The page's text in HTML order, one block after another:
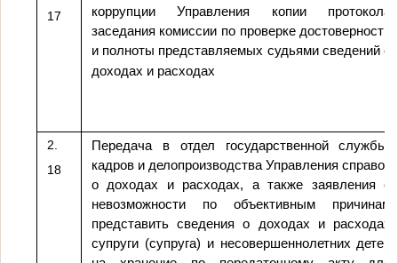
17
коррупции Управления копии протокола
заседания комиссии по проверке достоверности
и полноты представляемых судьями сведений о
доходах и расходах
2.
18
Передача в отдел государственной службы,
кадров и делопроизводства Управления справок
о доходах и расходах, а также заявления о
невозможности по объективным причинам
представить сведения о доходах и расходах
супруги (супруга) и несовершеннолетних детей